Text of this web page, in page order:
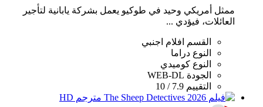
ممثل أمريكي وحيد في طوكيو يعمل بشركة يابانية لتأجير
العائلات، فيؤدي ...
القسم
افلام اجنبي
النوع دراما
النوع كوميدي
الجودة WEB-DL
التقييم 7.9 / 10